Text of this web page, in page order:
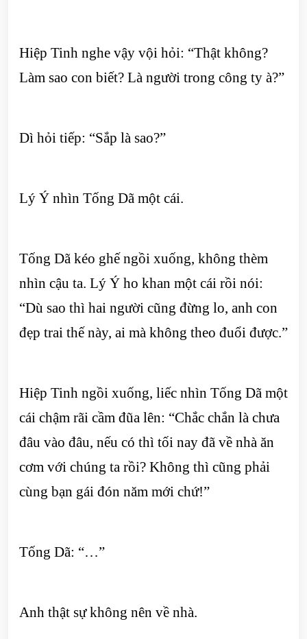
Hiệp Tinh nghe vậy vội hỏi: “Thật không?
Làm sao con biết? Là người trong công ty à?”
Dì hỏi tiếp: “Sắp là sao?”
Lý Ý nhìn Tống Dã một cái.
Tống Dã kéo ghế ngồi xuống, không thèm
nhìn cậu ta. Lý Ý ho khan một cái rồi nói:
“Dù sao thì hai người cũng đừng lo, anh con
đẹp trai thế này, ai mà không theo đuổi được.”
Hiệp Tinh ngồi xuống, liếc nhìn Tống Dã một
cái chậm rãi cầm đũa lên: “Chắc chắn là chưa
đâu vào đâu, nếu có thì tối nay đã về nhà ăn
cơm với chúng ta rồi? Không thì cũng phải
cùng bạn gái đón năm mới chứ!”
Tống Dã: “…”
Anh thật sự không nên về nhà.